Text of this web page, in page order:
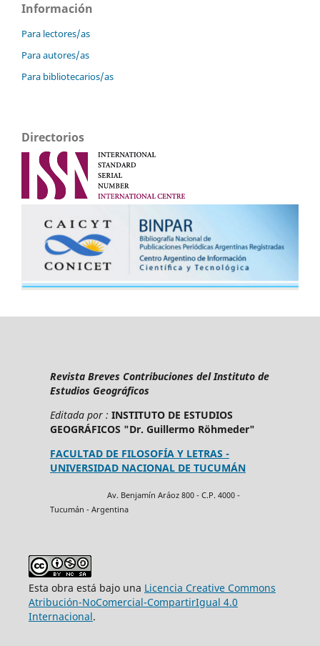
Información
Para lectores/as
Para autores/as
Para bibliotecarios/as
Directorios
Revista Breves Contribuciones del Instituto de
Estudios Geográficos
Editada por : INSTITUTO DE ESTUDIOS
GEOGRÁFICOS "Dr. Guillermo Röhmeder"
FACULTAD DE FILOSOFÍA Y LETRAS -
UNIVERSIDAD NACIONAL DE TUCUMÁN
Av. Benjamín Aráoz 800 - C.P. 4000 -
Tucumán - Argentina
Esta obra está bajo una Licencia Creative Commons
Atribución-NoComercial-CompartirIgual 4.0
Internacional.